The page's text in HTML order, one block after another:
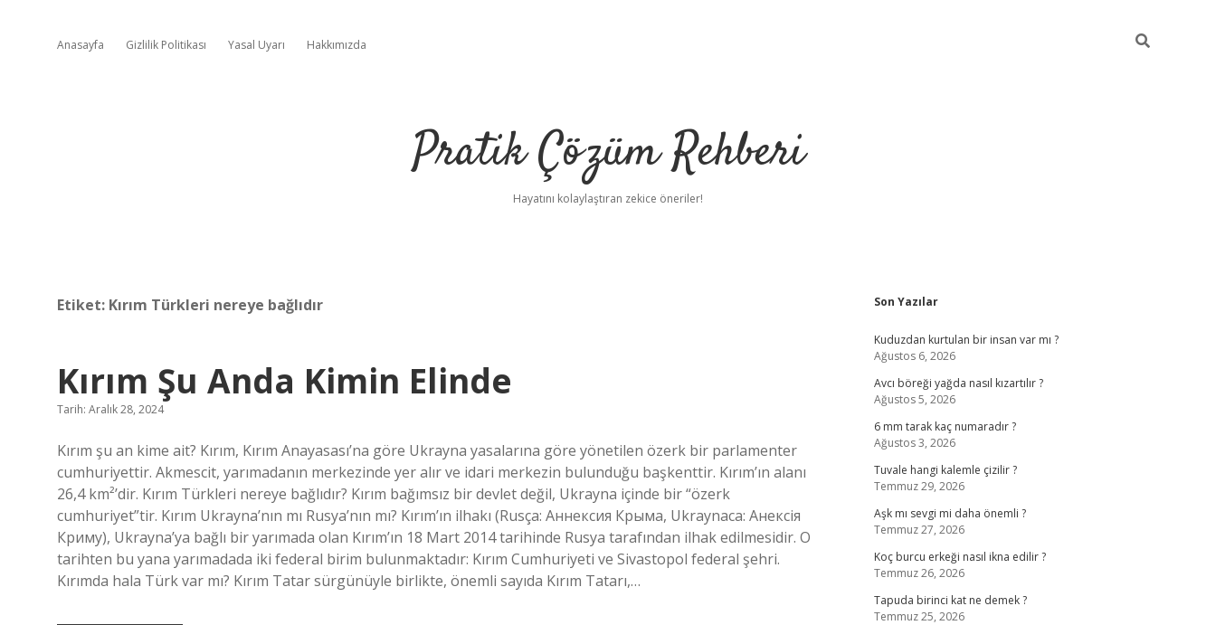
Anasayfa Gizlilik Politikası Yasal Uyarı Hakkımızda
Pratik Çözüm Rehberi
Hayatını kolaylaştıran zekice öneriler!
Etiket: Kırım Türkleri nereye bağlıdır
Kırım Şu Anda Kimin Elinde
Tarih: Aralık 28, 2024
Kırım şu an kime ait? Kırım, Kırım Anayasası’na göre Ukrayna yasalarına göre yönetilen özerk bir parlamenter
cumhuriyettir. Akmescit, yarımadanın merkezinde yer alır ve idari merkezin bulunduğu başkenttir. Kırım’ın alanı
26,4 km²’dir. Kırım Türkleri nereye bağlıdır? Kırım bağımsız bir devlet değil, Ukrayna içinde bir “özerk
cumhuriyet”tir. Kırım Ukrayna’nın mı Rusya’nın mı? Kırım’ın ilhakı (Rusça: Аннексия Крыма, Ukraynaca: Анексія
Криму), Ukrayna’ya bağlı bir yarımada olan Kırım’ın 18 Mart 2014 tarihinde Rusya tarafından ilhak edilmesidir. O
tarihten bu yana yarımadada iki federal birim bulunmaktadır: Kırım Cumhuriyeti ve Sivastopol federal şehri.
Kırımda hala Türk var mı? Kırım Tatar sürgünüyle birlikte, önemli sayıda Kırım Tatarı,…
Sidebar
Son Yazılar
Kuduzdan kurtulan bir insan var mı ?
Ağustos 6, 2026
Avcı böreği yağda nasıl kızartılır ?
Ağustos 5, 2026
6 mm tarak kaç numaradır ?
Ağustos 3, 2026
Tuvale hangi kalemle çizilir ?
Temmuz 29, 2026
Aşk mı sevgi mi daha önemli ?
Temmuz 27, 2026
Koç burcu erkeği nasıl ikna edilir ?
Temmuz 26, 2026
Tapuda birinci kat ne demek ?
Temmuz 25, 2026